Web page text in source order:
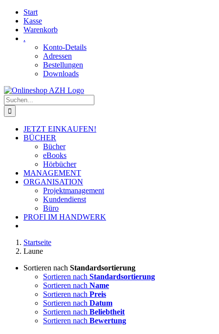
Skip
content
Facebook
YouTubeStart
Kasse
Warenkorb
.
Konto-Details
Adressen
Bestellungen
Downloads
Suche
nach:
JETZT EINKAUFEN!
BÜCHER
Bücher
eBooks
Hörbücher
MANAGEMENT
ORGANISATION
Projektmanagement
Kundendienst
Büro
PROFI IM HANDWERK
Startseite
Laune
Sortieren nach Standardsortierung
Sortieren nach Standardsortierung
Sortieren nach Name
Sortieren nach Preis
Sortieren nach Datum
Sortieren nach Beliebtheit
Sortieren nach Bewertung